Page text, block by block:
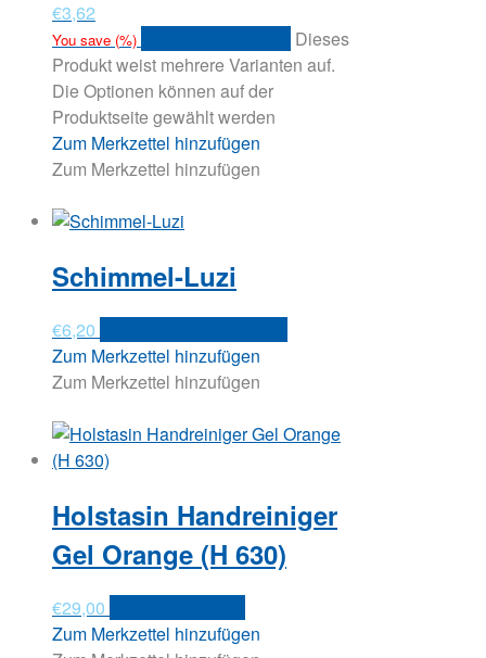
€3,62
You save (%)
Dieses
Produkt weist mehrere Varianten auf.
Die Optionen können auf der
Produktseite gewählt werden
Zum Merkzettel hinzufügen
Zum Merkzettel hinzufügen
Schimmel-Luzi
€6,20
Zum Merkzettel hinzufügen
Zum Merkzettel hinzufügen
Holstasin Handreiniger
Gel Orange (H 630)
€29,00
Zum Merkzettel hinzufügen